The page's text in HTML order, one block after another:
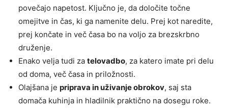
povečajo napetost. Ključno je, da določite točne
omejitve in čas, ki ga namenite delu. Prej kot naredite,
prej končate in več časa bo na voljo za brezskrbno
druženje.
Enako velja tudi za telovadbo, za katero imate pri delu
od doma, več časa in priložnosti.
Olajšana je priprava in uživanje obrokov, saj sta
domača kuhinja in hladilnik praktično na dosegu roke.